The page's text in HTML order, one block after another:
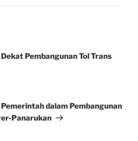
Pembangunan Tol Trans
dalam Pembangunan
Panarukan